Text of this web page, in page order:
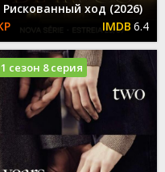
Рискованный ход (2026)
6.4
1 сезон 8 серия